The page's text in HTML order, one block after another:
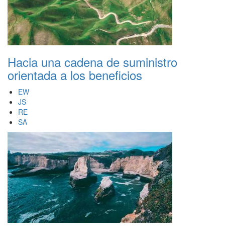
Hacia una cadena de suministro
orientada a los beneficios
EW
JS
RE
SA